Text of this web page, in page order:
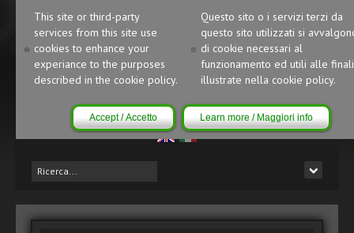
This site or third-party
services from this site use
cookies to enhance your
experiance to the purposes
described in the cookie policy.
Questo sito o i servizi terzi da
questo sito utilizzati si
di cookie necessari al
funzionamento ed utili alle
illustrate nella cookie policy.
Accept / Accetto Learn more / Maggiori info